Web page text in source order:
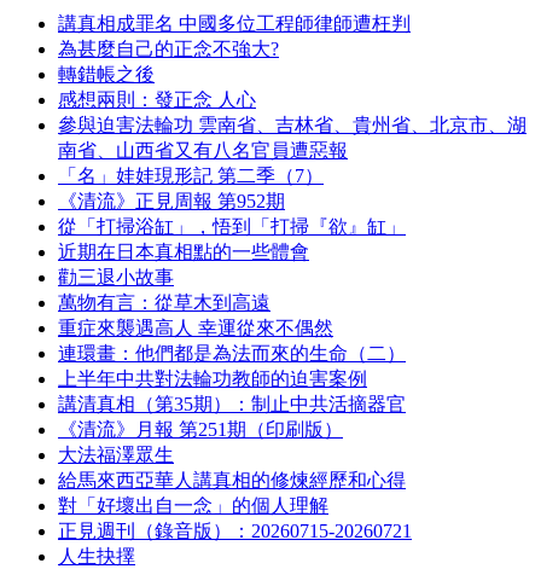
講真相成罪名 中國多位工程師律師遭枉判
為甚麼自己的正念不強大?
轉錯帳之後
感想兩則：發正念 人心
參與迫害法輪功 雲南省、吉林省、貴州省、北京市、湖
南省、山西省又有八名官員遭惡報
「名」娃娃現形記 第二季（7）
《清流》正見周報 第952期
從「打掃浴缸」，悟到「打掃『欲』缸」
近期在日本真相點的一些體會
勸三退小故事
萬物有言：從草木到高遠
重症來襲遇高人 幸運從來不偶然
連環畫：他們都是為法而來的生命（二）
上半年中共對法輪功教師的迫害案例
講清真相（第35期）：制止中共活摘器官
《清流》月報 第251期（印刷版）
大法福澤眾生
給馬來西亞華人講真相的修煉經歷和心得
對「好壞出自一念」的個人理解
正見週刊（錄音版）：20260715-20260721
人生抉擇